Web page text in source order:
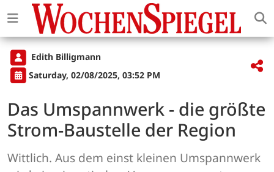
Edith Billigmann
Saturday, 02/08/2025, 03:52 PM
Das Umspannwerk - die größte
Strom-Baustelle der Region
Wittlich. Aus dem einst kleinen Umspannwerk